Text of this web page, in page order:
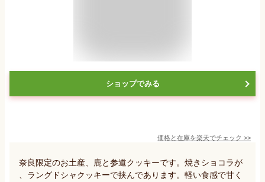
ショップでみる
価格と在庫を楽天でチェック >>
奈良限定のお土産、鹿と参道クッキーです。焼きショコラが
、ラングドシャクッキーで挟んであります。軽い食感で甘く